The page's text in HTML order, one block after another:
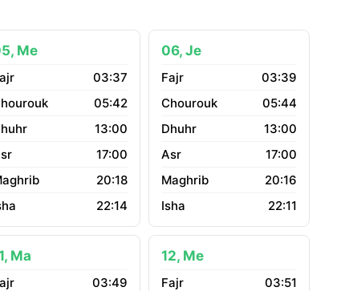
Me
03:37
05:42
13:00
17:00
20:18
22:14
06, Je
03:39
05:44
13:00
17:00
20:16
22:11
Ma
03:49
12, Me
03:51